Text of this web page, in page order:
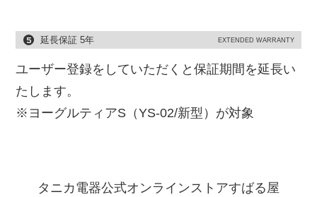
延長保証 5年 EXTENDED WARRANTY
ユーザー登録をしていただくと保証期間を延長い
たします。
※ヨーグルティアS（YS-02/新型）が対象
タニカ電器公式オンラインストアすばる屋